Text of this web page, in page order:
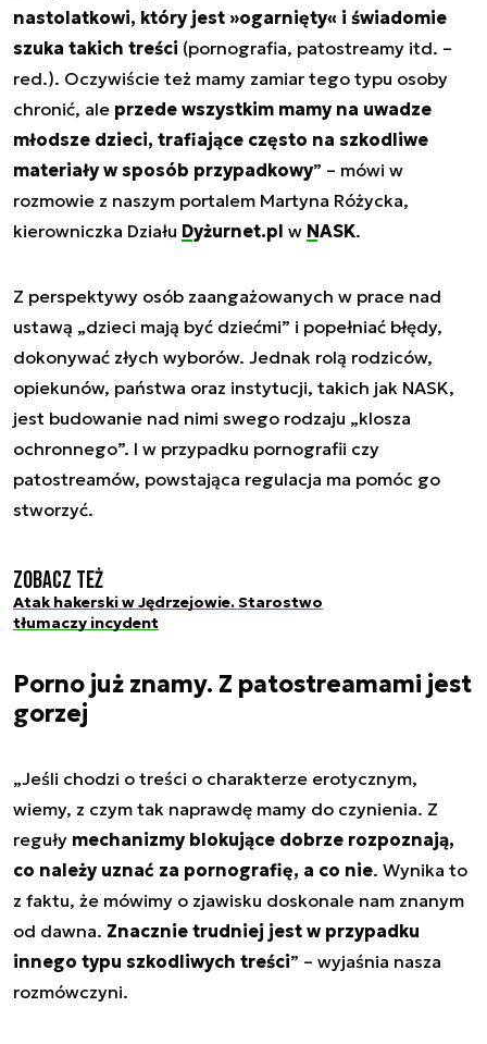
nastolatkowi, który jest »ogarnięty« i świadomie
szuka takich treści (pornografia, patostreamy itd. –
red.). Oczywiście też mamy zamiar tego typu osoby
chronić, ale przede wszystkim mamy na uwadze
młodsze dzieci, trafiające często na szkodliwe
materiały w sposób przypadkowy” – mówi w
rozmowie z naszym portalem Martyna Różycka,
kierowniczka Działu Dyżurnet.pl w NASK.
Z perspektywy osób zaangażowanych w prace nad
ustawą „dzieci mają być dziećmi” i popełniać błędy,
dokonywać złych wyborów. Jednak rolą rodziców,
opiekunów, państwa oraz instytucji, takich jak NASK,
jest budowanie nad nimi swego rodzaju „klosza
ochronnego”. I w przypadku pornografii czy
patostreamów, powstająca regulacja ma pomóc go
stworzyć.
Zobacz też
Atak hakerski w Jędrzejowie. Starostwo
tłumaczy incydent
Porno już znamy. Z patostreamami jest
gorzej
„Jeśli chodzi o treści o charakterze erotycznym,
wiemy, z czym tak naprawdę mamy do czynienia. Z
reguły mechanizmy blokujące dobrze rozpoznają,
co należy uznać za pornografię, a co nie. Wynika to
z faktu, że mówimy o zjawisku doskonale nam znanym
od dawna. Znacznie trudniej jest w przypadku
innego typu szkodliwych treści” – wyjaśnia nasza
rozmówczyni.